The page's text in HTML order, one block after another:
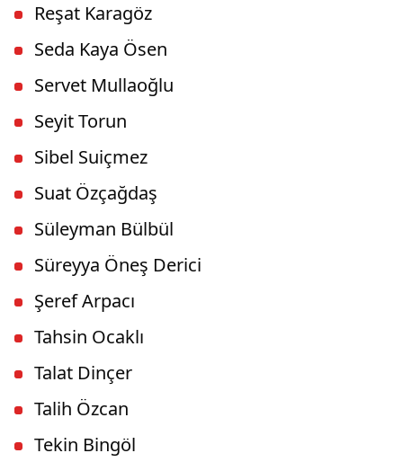
Reşat Karagöz
Seda Kaya Ösen
Servet Mullaoğlu
Seyit Torun
Sibel Suiçmez
Suat Özçağdaş
Süleyman Bülbül
Süreyya Öneş Derici
Şeref Arpacı
Tahsin Ocaklı
Talat Dinçer
Talih Özcan
Tekin Bingöl